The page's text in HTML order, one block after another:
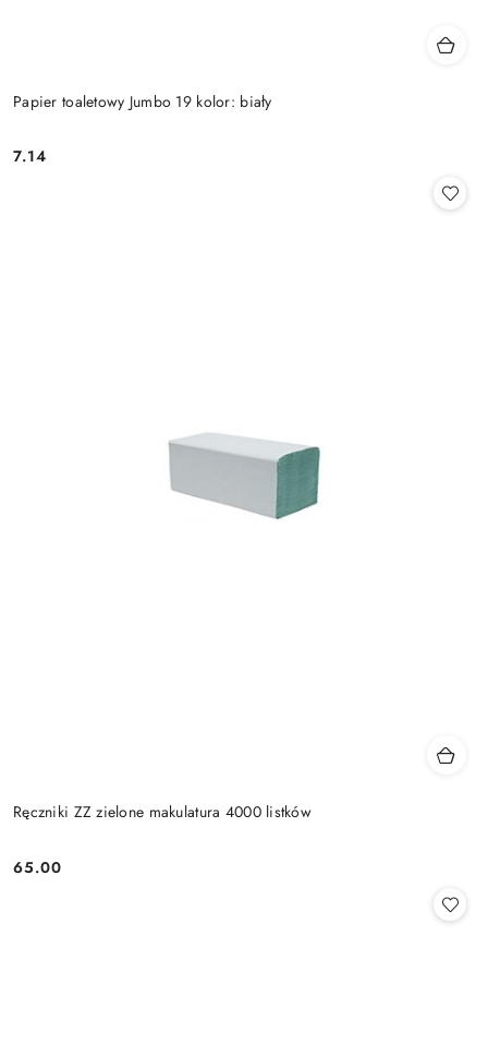
Papier toaletowy Jumbo 19 kolor: biały
Cena:
7.14
Ręczniki ZZ zielone makulatura 4000 listków
Cena:
65.00